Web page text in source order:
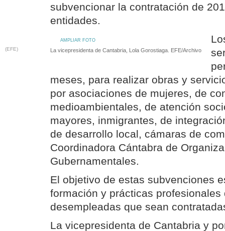
subvencionar la contratación de
entidades.
AMPLIAR FOTO
(EFE) La vicepresidenta de Cantabria, Lola Gorostiaga. EFE/Archivo
meses, para realizar obras y
por asociaciones de mujeres, de
medioambientales, de atención
mayores, inmigrantes, de
de desarrollo local, cámaras de
Coordinadora Cántabra de
Gubernamentales.
El objetivo de estas subvenciones
formación y prácticas profesionales
desempleadas que sean
La vicepresidenta de Cantabria y